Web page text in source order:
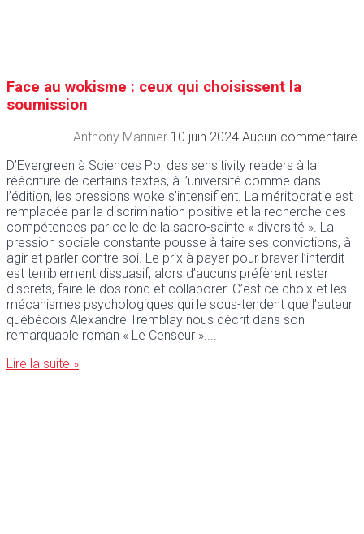
Face au wokisme : ceux qui choisissent la
soumission
Anthony Marinier 10 juin 2024 Aucun commentaire
D’Evergreen à Sciences Po, des sensitivity readers à la
réécriture de certains textes, à l’université comme dans
l’édition, les pressions woke s’intensifient. La méritocratie est
remplacée par la discrimination positive et la recherche des
compétences par celle de la sacro-sainte « diversité ». La
pression sociale constante pousse à taire ses convictions, à
agir et parler contre soi. Le prix à payer pour braver l’interdit
est terriblement dissuasif, alors d’aucuns préfèrent rester
discrets, faire le dos rond et collaborer. C’est ce choix et les
mécanismes psychologiques qui le sous-tendent que l’auteur
québécois Alexandre Tremblay nous décrit dans son
remarquable roman « Le Censeur ».
Lire la suite »